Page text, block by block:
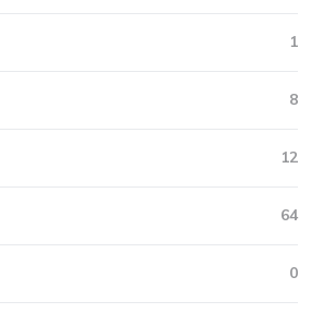
1
8
12
64
0